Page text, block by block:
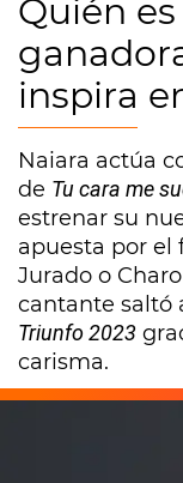
Quién
inspira
Naiara actúa
de Tu cara me
estrenar su
apuesta por el
Jurado o
cantante saltó
Triunfo 2023
carisma.